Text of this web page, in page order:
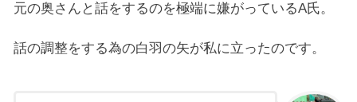
元の奥さんと話をするのを極端に嫌がっているA氏。
話の調整をする為の白羽の矢が私に立ったのです。